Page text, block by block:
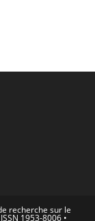
recherche sur le
1953-8006 •